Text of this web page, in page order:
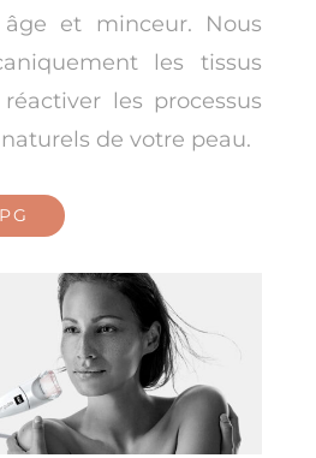
et minceur. Nous
les tissus
les processus
de votre peau.